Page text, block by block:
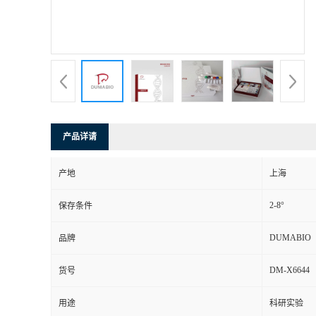
产品详请
产地 上海
保存条件 2-8°
品牌 DUMABIO
货号 DM-X6644
用途 科研实验